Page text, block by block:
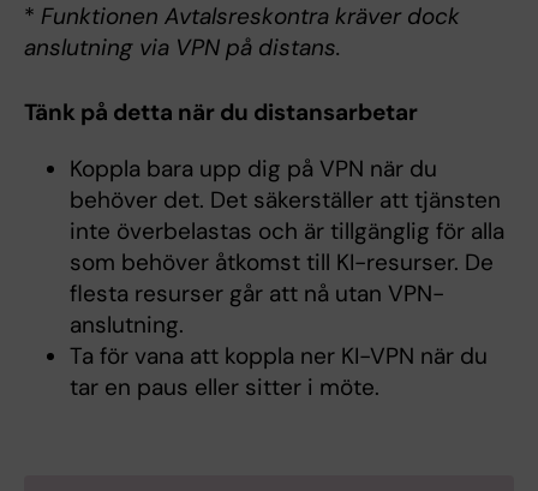
* Funktionen Avtalsreskontra kräver dock
anslutning via VPN på distans.
Tänk på detta när du distansarbetar
Koppla bara upp dig på VPN när du
behöver det. Det säkerställer att tjänsten
inte överbelastas och är tillgänglig för alla
som behöver åtkomst till KI-resurser. De
flesta resurser går att nå utan VPN-
anslutning.
Ta för vana att koppla ner KI-VPN när du
tar en paus eller sitter i möte.